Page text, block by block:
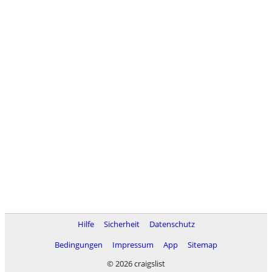
Hilfe Sicherheit
Datenschutz
Bedingungen
Impressum App
Sitemap
© 2026 craigslist